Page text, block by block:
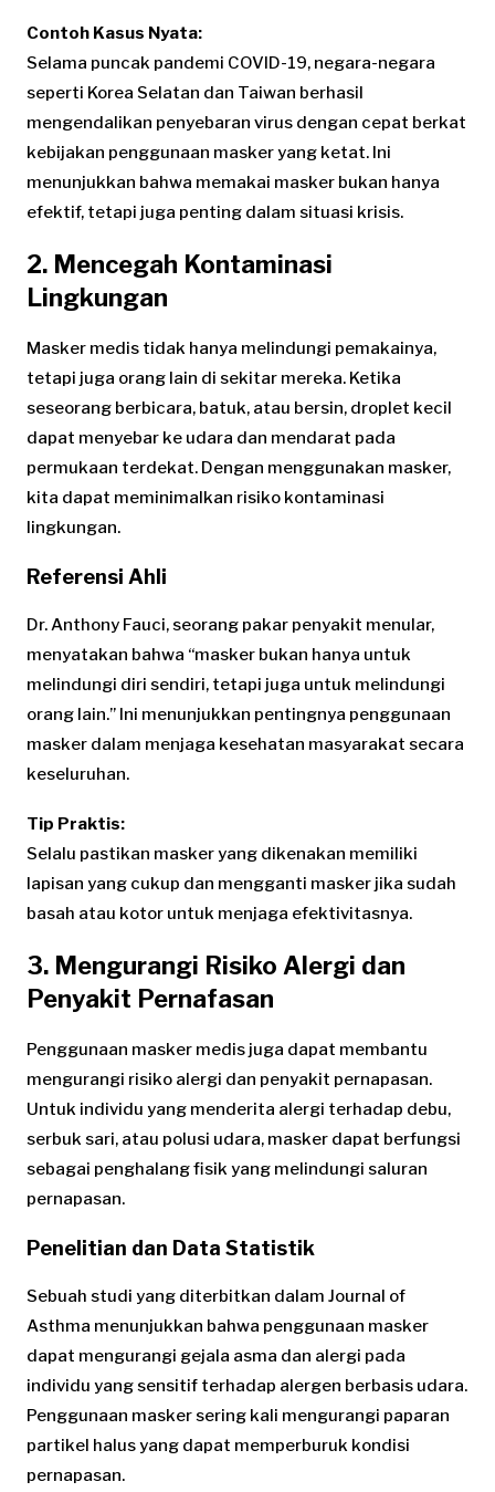
Contoh Kasus Nyata:
Selama puncak pandemi COVID-19, negara-negara
seperti Korea Selatan dan Taiwan berhasil
mengendalikan penyebaran virus dengan cepat berkat
kebijakan penggunaan masker yang ketat. Ini
menunjukkan bahwa memakai masker bukan hanya
efektif, tetapi juga penting dalam situasi krisis.
2. Mencegah Kontaminasi
Lingkungan
Masker medis tidak hanya melindungi pemakainya,
tetapi juga orang lain di sekitar mereka. Ketika
seseorang berbicara, batuk, atau bersin, droplet kecil
dapat menyebar ke udara dan mendarat pada
permukaan terdekat. Dengan menggunakan masker,
kita dapat meminimalkan risiko kontaminasi
lingkungan.
Referensi Ahli
Dr. Anthony Fauci, seorang pakar penyakit menular,
menyatakan bahwa “masker bukan hanya untuk
melindungi diri sendiri, tetapi juga untuk melindungi
orang lain.” Ini menunjukkan pentingnya penggunaan
masker dalam menjaga kesehatan masyarakat secara
keseluruhan.
Tip Praktis:
Selalu pastikan masker yang dikenakan memiliki
lapisan yang cukup dan mengganti masker jika sudah
basah atau kotor untuk menjaga efektivitasnya.
3. Mengurangi Risiko Alergi dan
Penyakit Pernafasan
Penggunaan masker medis juga dapat membantu
mengurangi risiko alergi dan penyakit pernapasan.
Untuk individu yang menderita alergi terhadap debu,
serbuk sari, atau polusi udara, masker dapat berfungsi
sebagai penghalang fisik yang melindungi saluran
pernapasan.
Penelitian dan Data Statistik
Sebuah studi yang diterbitkan dalam Journal of
Asthma menunjukkan bahwa penggunaan masker
dapat mengurangi gejala asma dan alergi pada
individu yang sensitif terhadap alergen berbasis udara.
Penggunaan masker sering kali mengurangi paparan
partikel halus yang dapat memperburuk kondisi
pernapasan.